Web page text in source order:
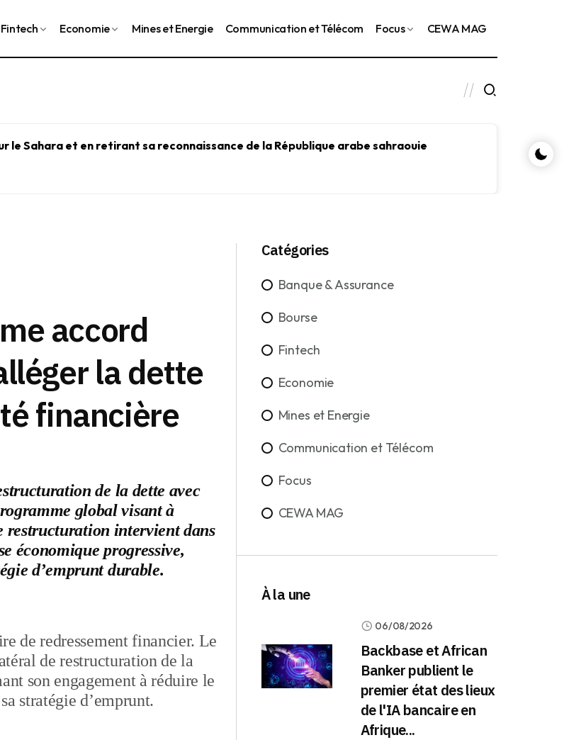
Fintech Economie Mines et Energie Communication et Télécom Focus CEWA MAG
le Sahara et en retirant sa reconnaissance de la République arabe sahraouie
Le
le
accord
la dette
financière
de la dette avec
global visant à
restructuration intervient dans
économique progressive,
d’emprunt durable.
de redressement financier. Le
de restructuration de la
son engagement à réduire le
stratégie d’emprunt.
Catégories
Banque & Assurance
Bourse
Fintech
Economie
Mines et Energie
Communication et Télécom
Focus
CEWA MAG
À la une
06/08/2026
Backbase et African
Banker publient le
premier état des lieux
de l'IA bancaire en
Afrique...